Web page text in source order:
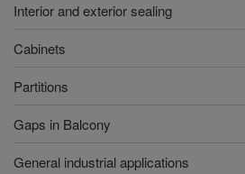
Interior and exterior sealing
Cabinets
Partitions
Gaps in Balcony
General industrial applications